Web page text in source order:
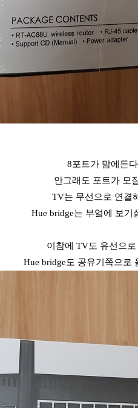
8포트가 맘에든
안그래도 포트가 모
TV는 무선으로 연결
Hue bridge는 부엌에 보기
이참에 TV도 유선으로
Hue bridge도 공유기쪽으로